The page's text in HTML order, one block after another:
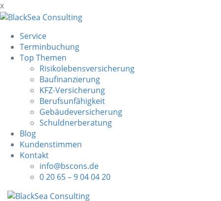
x
Service
Terminbuchung
Top Themen
Risikolebensversicherung
Baufinanzierung
KFZ-Versicherung
Berufsunfähigkeit
Gebäudeversicherung
Schuldnerberatung
Blog
Kundenstimmen
Kontakt
info@bscons.de
0 20 65 – 9 04 04 20
Skip